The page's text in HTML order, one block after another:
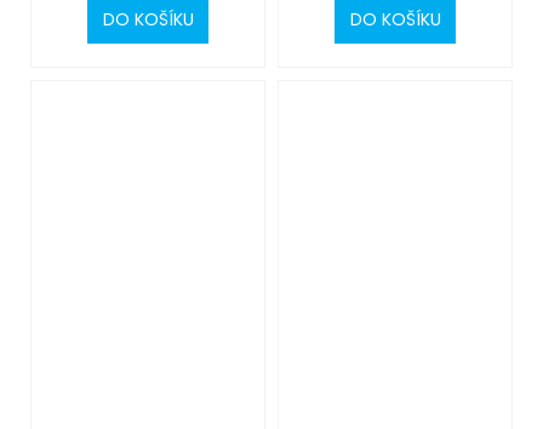
DO KOŠÍKU DO KOŠÍKU